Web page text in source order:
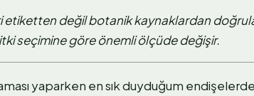
etiketten değil botanik kaynaklardan
seçimine göre önemli ölçüde değişir.
yaparken en sık duyduğum